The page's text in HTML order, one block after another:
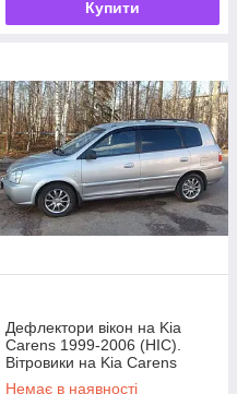
Купити
Дефлектори вікон на Kia
Carens 1999-2006 (HIC).
Вітровики на Kia Carens
Немає в наявності